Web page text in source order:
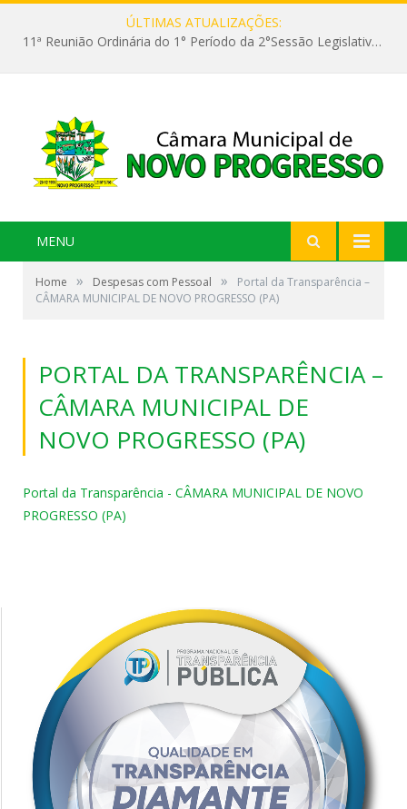
ÚLTIMAS ATUALIZAÇÕES:
11ª Reunião Ordinária do 1° Período da 2°Sessão Legislativa da 9ª Legislatura do Poder Legislativo
MENU
Home » Despesas com Pessoal »
Portal da Transparência –
CÂMARA MUNICIPAL DE NOVO PROGRESSO (PA)
PORTAL DA TRANSPARÊNCIA –
CÂMARA MUNICIPAL DE
NOVO PROGRESSO (PA)
Portal da Transparência - CÂMARA MUNICIPAL DE NOVO
PROGRESSO (PA)